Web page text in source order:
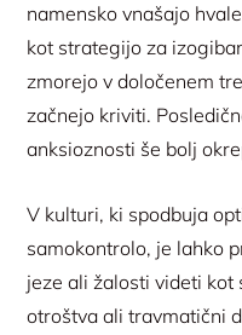
namensko vnašajo
kot strategijo za
zmorejo v določenem
začnejo kriviti.
anksioznosti še bolj
V kulturi, ki spodbuja
samokontrolo, je lahko
jeze ali žalosti videti kot
otroštva ali travmatični